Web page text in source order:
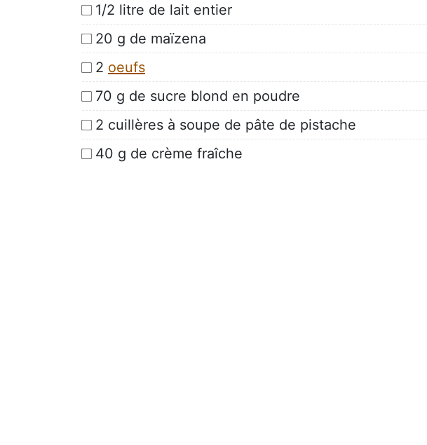
1/2 litre de lait entier
20 g de maïzena
2 oeufs
70 g de sucre blond en poudre
2 cuillères à soupe de pâte de pistache
40 g de crème fraîche